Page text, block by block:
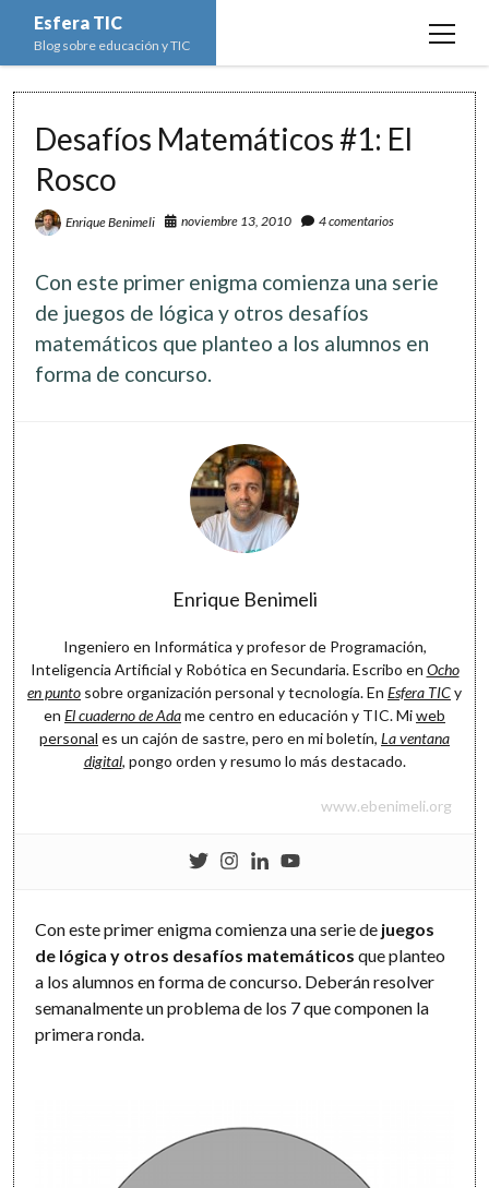
Esfera TIC
Blog sobre educación y TIC
open
Educación y TIC
open
Actualidad
Escuela de padres
Formación
Innovación
Lectura
Asignaturas
Ciencias Naturales
Geografía e Historia
Historia del Arte
Lengua
Informática open
Ofimática
open
menu
Bases de datos
Hoja de cálculo
Programación
Redes de ordenadores
Sistemas Operativos
menu
Estadística
Geometría
twitterfacebookinstagram
youtube
Desafíos Matemáticos #1: El
Rosco
Enrique Benimeli noviembre 13, 2010 4 comentarios
Con este primer enigma comienza una serie
de juegos de lógica y otros desafíos
matemáticos que planteo a los alumnos en
forma de concurso.
Enrique Benimeli
Ingeniero en Informática y profesor de Programación,
Inteligencia Artificial y Robótica en Secundaria. Escribo en Ocho
en punto sobre organización personal y tecnología. En Esfera TICy
en El cuaderno de Adame centro en educación y TIC. Miweb
personal es un cajón de sastre, pero en mi boletín, La ventana
digital, pongo orden y resumo lo más destacado.
www.ebenimeli.org
Con este primer enigma comienza una serie de juegos
de lógica y otros desafíos matemáticos que planteo
a los alumnos en forma de concurso. Deberán resolver
semanalmente un problema de los 7 que componen la
primera ronda.